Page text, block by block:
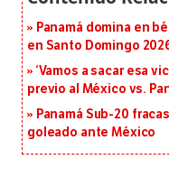
Panamá domina en
en Santo Domingo
‘Vamos a sacar esa
previo al México vs.
Panamá Sub-20
goleado ante México